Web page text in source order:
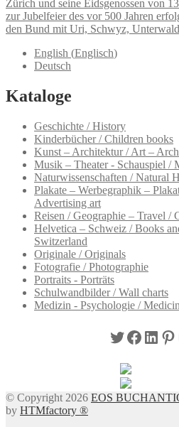
Zürich und seine Eidsgenossen von
zur Jubelfeier des vor 500 Jahren
den Bund mit Uri, Schwyz,
English (Englisch)
Deutsch
Kataloge
Geschichte / History
Kinderbücher / Children books
Kunst – Architektur / Art –
Musik – Theater - Schauspiel /
Naturwissenschaften / Natural
Plakate – Werbegraphik –
Advertising art
Reisen / Geographie – Travel /
Helvetica – Schweiz / Books
Switzerland
Originale / Originals
Fotografie / Photographie
Portraits - Porträts
Schulwandbilder / Wall charts
Medizin - Psychologie /
Twitter
© Copyright 2026 EOS
by HTMfactory ®